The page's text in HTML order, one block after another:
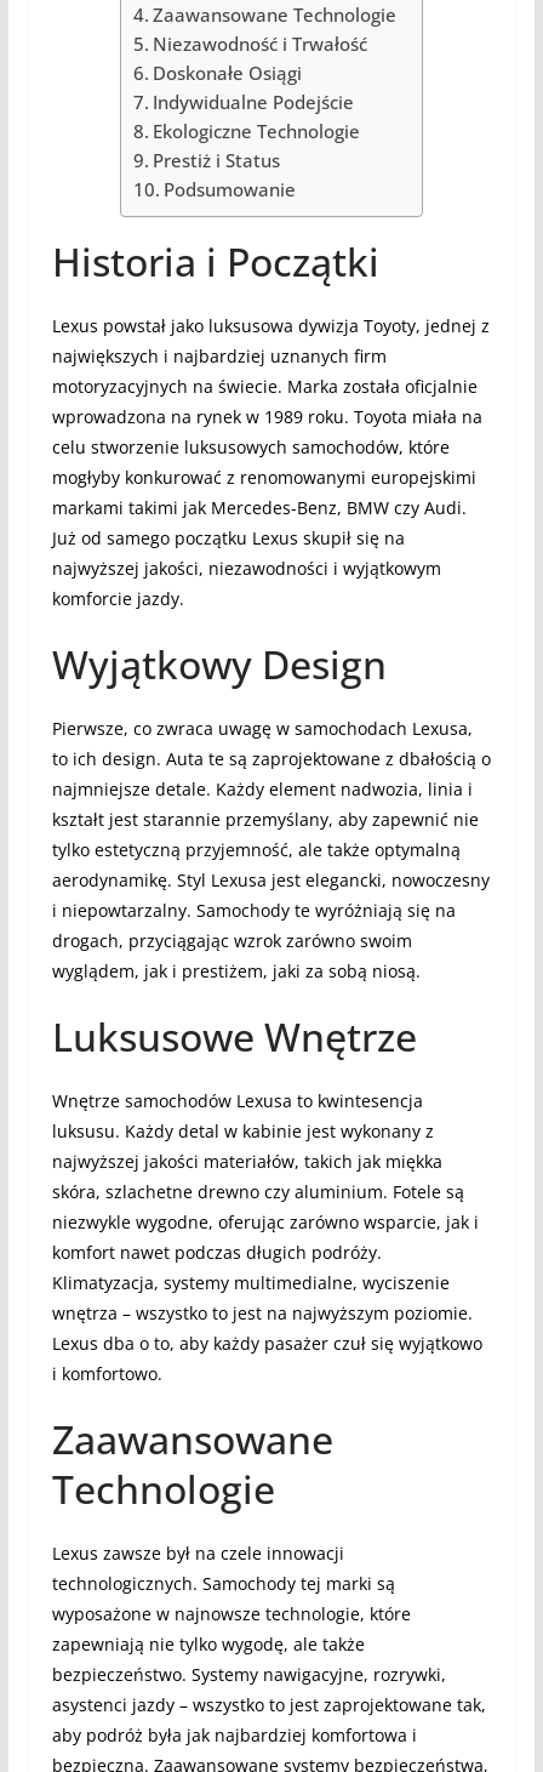
Zaawansowane Technologie
Niezawodność i Trwałość
Doskonałe Osiągi
Indywidualne Podejście
Ekologiczne Technologie
Prestiż i Status
Podsumowanie
Historia i Początki
Lexus powstał jako luksusowa dywizja Toyoty, jednej z
największych i najbardziej uznanych firm
motoryzacyjnych na świecie. Marka została oficjalnie
wprowadzona na rynek w 1989 roku. Toyota miała na
celu stworzenie luksusowych samochodów, które
mogłyby konkurować z renomowanymi europejskimi
markami takimi jak Mercedes-Benz, BMW czy Audi.
Już od samego początku Lexus skupił się na
najwyższej jakości, niezawodności i wyjątkowym
komforcie jazdy.
Wyjątkowy Design
Pierwsze, co zwraca uwagę w samochodach Lexusa,
to ich design. Auta te są zaprojektowane z dbałością o
najmniejsze detale. Każdy element nadwozia, linia i
kształt jest starannie przemyślany, aby zapewnić nie
tylko estetyczną przyjemność, ale także optymalną
aerodynamikę. Styl Lexusa jest elegancki, nowoczesny
i niepowtarzalny. Samochody te wyróżniają się na
drogach, przyciągając wzrok zarówno swoim
wyglądem, jak i prestiżem, jaki za sobą niosą.
Luksusowe Wnętrze
Wnętrze samochodów Lexusa to kwintesencja
luksusu. Każdy detal w kabinie jest wykonany z
najwyższej jakości materiałów, takich jak miękka
skóra, szlachetne drewno czy aluminium. Fotele są
niezwykle wygodne, oferując zarówno wsparcie, jak i
komfort nawet podczas długich podróży.
Klimatyzacja, systemy multimedialne, wyciszenie
wnętrza – wszystko to jest na najwyższym poziomie.
Lexus dba o to, aby każdy pasażer czuł się wyjątkowo
i komfortowo.
Zaawansowane
Technologie
Lexus zawsze był na czele innowacji
technologicznych. Samochody tej marki są
wyposażone w najnowsze technologie, które
zapewniają nie tylko wygodę, ale także
bezpieczeństwo. Systemy nawigacyjne, rozrywki,
asystenci jazdy – wszystko to jest zaprojektowane tak,
aby podróż była jak najbardziej komfortowa i
bezpieczna. Zaawansowane systemy bezpieczeństwa,